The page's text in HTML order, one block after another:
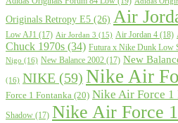
Originals Retropy E5 (26) Air
Low AJ1 (17) Air Jordan 3 (15) Air Jordan 4 (18)
Chuck 1970s (34) Futura x Nike Dunk Low
Nigo (16) New Balance 2002 (17) New
(16) NIKE (59) Nike Air
Force 1 Fontanka (20) Nike Air Force 1
Shadow (17) Nike Air Force